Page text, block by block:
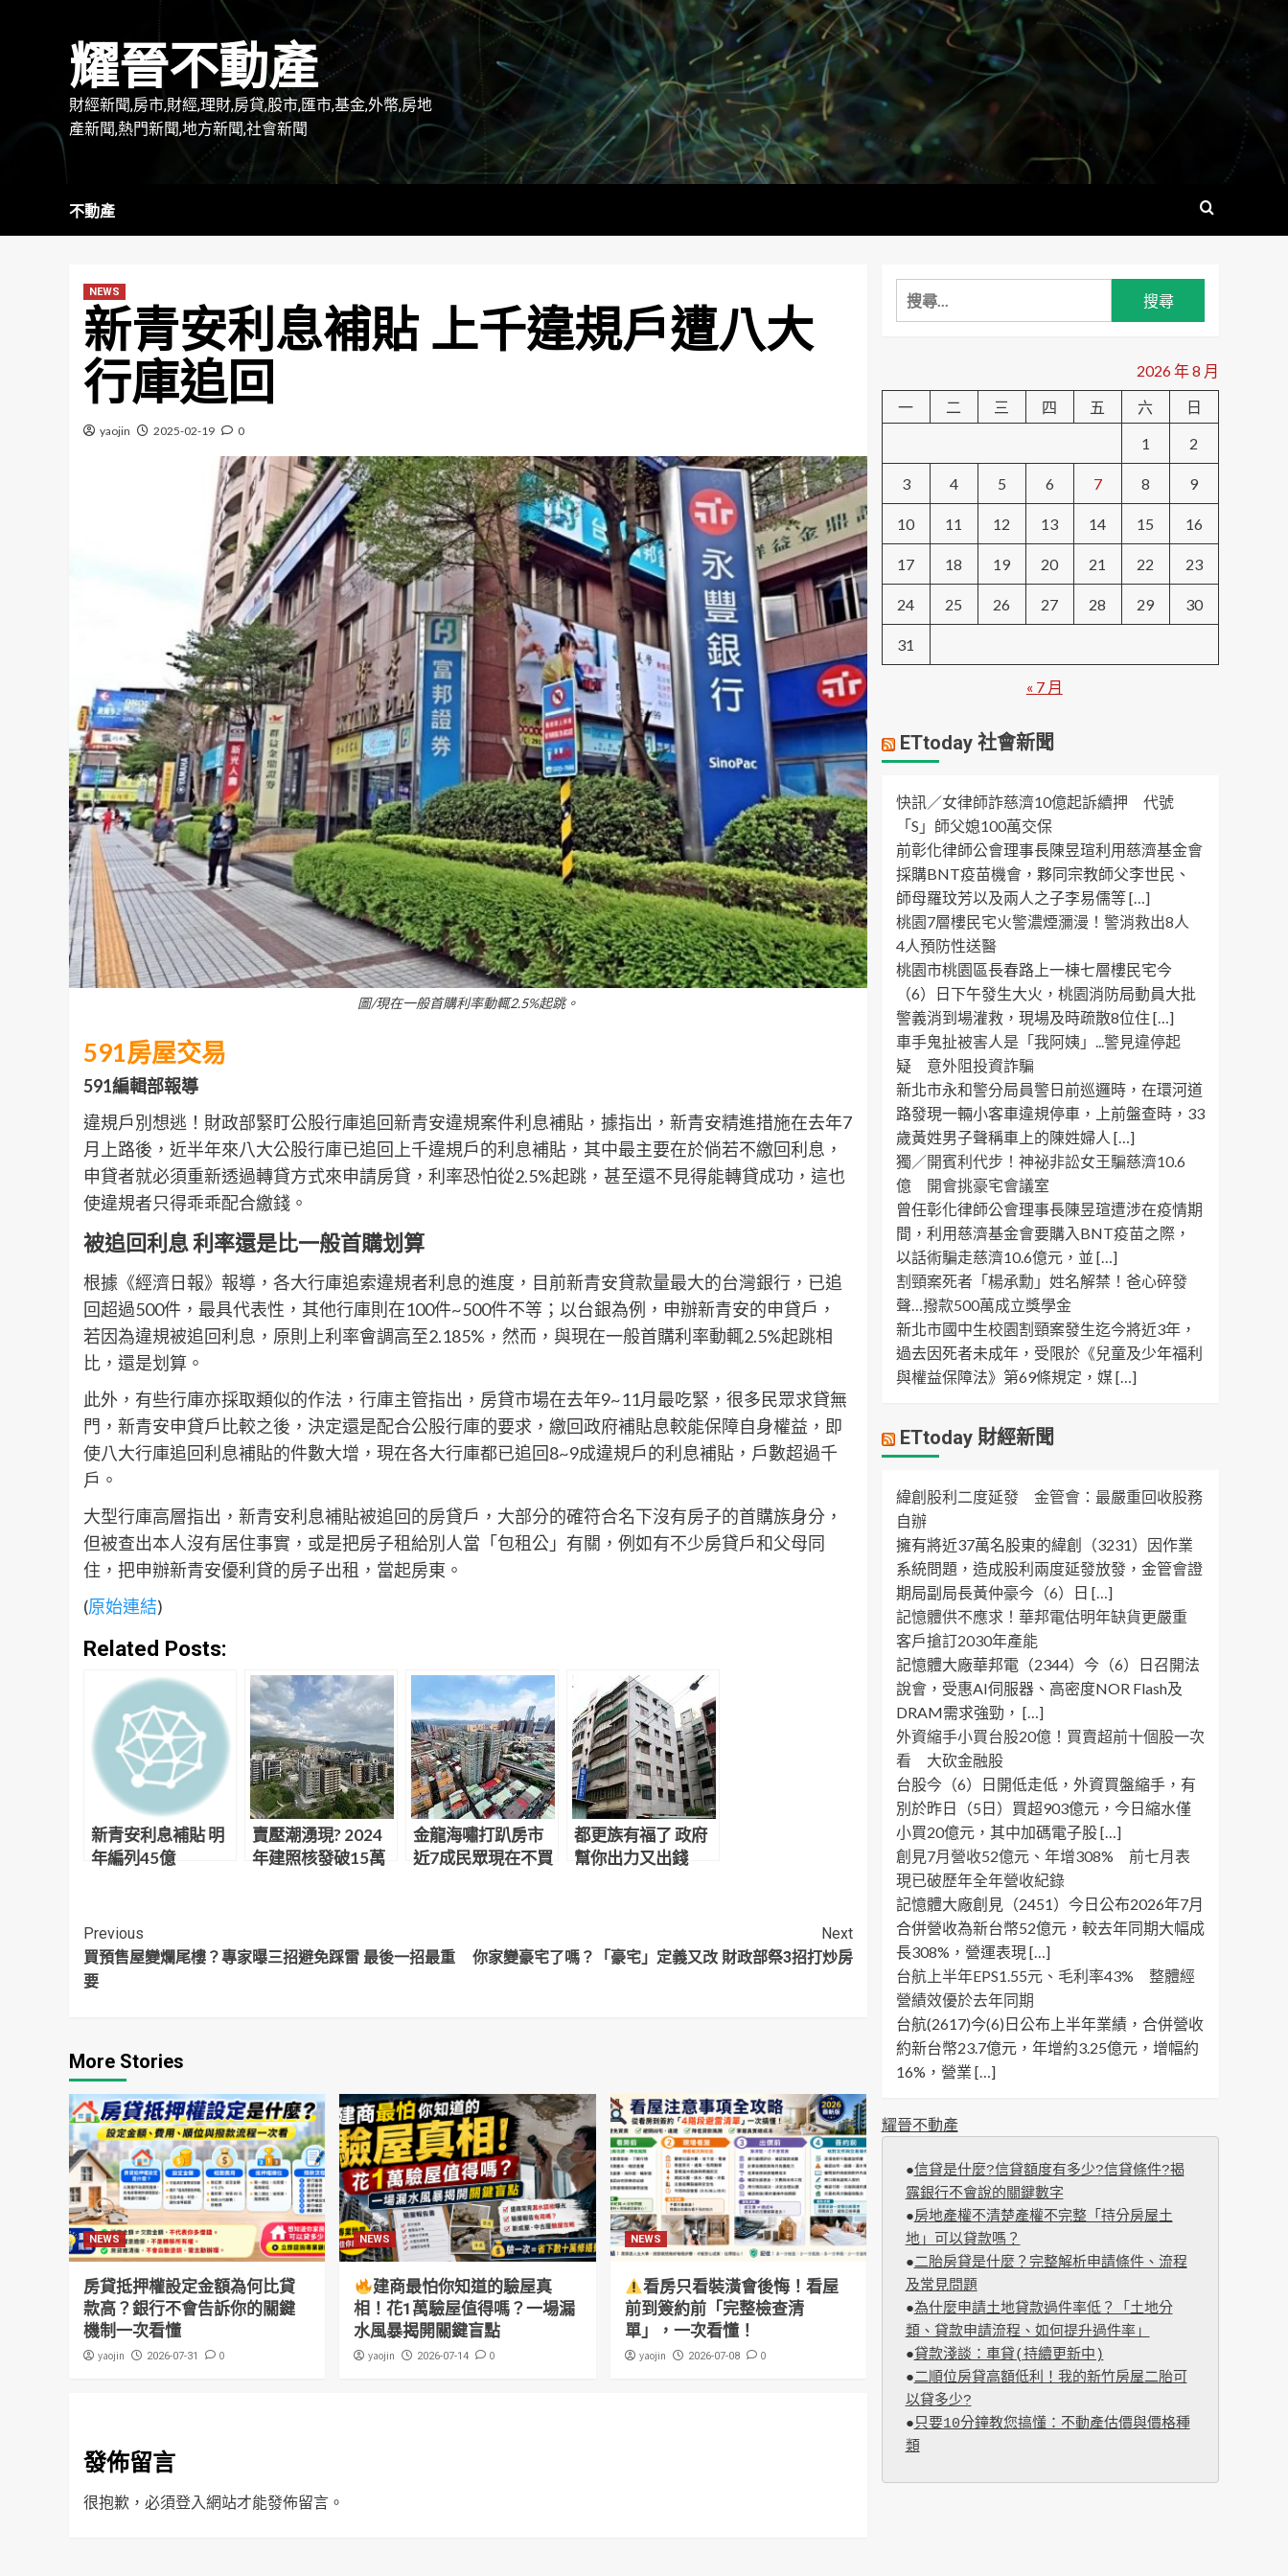
耀晉不動產
財經新聞,房市,財經,理財,房貸,股市,匯市,基金,外幣,房地
產新聞,熱門新聞,地方新聞,社會新聞
不動產
NEWS
新青安利息補貼 上千違規戶遭八大
行庫追回
yaojin 2025-02-19 0
圖/現在一般首購利率動輒2.5%起跳。
591房屋交易
591編輯部報導
違規戶別想逃！財政部緊盯公股行庫追回新青安違規案件利息補貼，據指出，新青安精進措施在去年7
月上路後，近半年來八大公股行庫已追回上千違規戶的利息補貼，其中最主要在於倘若不繳回利息，
申貸者就必須重新透過轉貸方式來申請房貸，利率恐怕從2.5%起跳，甚至還不見得能轉貸成功，這也
使違規者只得乖乖配合繳錢。
被追回利息 利率還是比一般首購划算
根據《經濟日報》報導，各大行庫追索違規者利息的進度，目前新青安貸款量最大的台灣銀行，已追
回超過500件，最具代表性，其他行庫則在100件~500件不等；以台銀為例，申辦新青安的申貸戶，
若因為違規被追回利息，原則上利率會調高至2.185%，然而，與現在一般首購利率動輒2.5%起跳相
比，還是划算。
此外，有些行庫亦採取類似的作法，行庫主管指出，房貸市場在去年9~11月最吃緊，很多民眾求貸無
門，新青安申貸戶比較之後，決定還是配合公股行庫的要求，繳回政府補貼息較能保障自身權益，即
使八大行庫追回利息補貼的件數大增，現在各大行庫都已追回8~9成違規戶的利息補貼，戶數超過千
戶。
大型行庫高層指出，新青安利息補貼被追回的房貸戶，大部分的確符合名下沒有房子的首購族身分，
但被查出本人沒有居住事實，或是把房子租給別人當「包租公」有關，例如有不少房貸戶和父母同
住，把申辦新青安優利貸的房子出租，當起房東。
(原始連結)
Related Posts:
新青安利息補貼 明
年編列45億
賣壓潮湧現? 2024
年建照核發破15萬
金龍海嘯打趴房市
近7成民眾現在不買
都更族有福了 政府
幫你出力又出錢
Continue
Reading
Previous
買預售屋變爛尾樓？專家曝三招避免踩雷 最後一招最重
要
Next
你家變豪宅了嗎？「豪宅」定義又改 財政部祭3招打炒房
More Stories
NEWS
房貸抵押權設定金額為何比貸
款高？銀行不會告訴你的關鍵
機制一次看懂
yaojin 2026-07-31 0
NEWS
建商最怕你知道的驗屋真
相！花1萬驗屋值得嗎？一場漏
水風暴揭開關鍵盲點
yaojin 2026-07-14 0
NEWS
看房只看裝潢會後悔！看屋
前到簽約前「完整檢查清
單」，一次看懂！
yaojin 2026-07-08 0
發佈留言
很抱歉，必須登入網站才能發佈留言。
搜
尋
字:
2026 年 8 月
一
二 三 四 五 六
日
1
2
3 4 5 6 7 8 9
10 11 12 13 14 15 16
17 18 19 20 21 22 23
24 25 26 27 28 29 30
31
« 7 月
ETtoday 社會新聞
快訊／女律師詐慈濟10億起訴續押 代號
「S」師父媳100萬交保
前彰化律師公會理事長陳昱瑄利用慈濟基金會
採購BNT疫苗機會，夥同宗教師父李世民、
師母羅玟芳以及兩人之子李易儒等 […]
桃園7層樓民宅火警濃煙瀰漫！警消救出8人
4人預防性送醫
桃園市桃園區長春路上一棟七層樓民宅今
（6）日下午發生大火，桃園消防局動員大批
警義消到場灌救，現場及時疏散8位住 […]
車手鬼扯被害人是「我阿姨」...警見違停起
疑 意外阻投資詐騙
新北市永和警分局員警日前巡邏時，在環河道
路發現一輛小客車違規停車，上前盤查時，33
歲黃姓男子聲稱車上的陳姓婦人 […]
獨／開賓利代步！神祕非訟女王騙慈濟10.6
億 開會挑豪宅會議室
曾任彰化律師公會理事長陳昱瑄遭涉在疫情期
間，利用慈濟基金會要購入BNT疫苗之際，
以話術騙走慈濟10.6億元，並 […]
割頸案死者「楊承勳」姓名解禁！爸心碎發
聲…撥款500萬成立獎學金
新北市國中生校園割頸案發生迄今將近3年，
過去因死者未成年，受限於《兒童及少年福利
與權益保障法》第69條規定，媒 […]
ETtoday 財經新聞
緯創股利二度延發 金管會：最嚴重回收股務
自辦
擁有將近37萬名股東的緯創（3231）因作業
系統問題，造成股利兩度延發放發，金管會證
期局副局長黃仲豪今（6）日 […]
記憶體供不應求！華邦電估明年缺貨更嚴重
客戶搶訂2030年產能
記憶體大廠華邦電（2344）今（6）日召開法
說會，受惠AI伺服器、高密度NOR Flash及
DRAM需求強勁， […]
外資縮手小買台股20億！買賣超前十個股一次
看 大砍金融股
台股今（6）日開低走低，外資買盤縮手，有
別於昨日（5日）買超903億元，今日縮水僅
小買20億元，其中加碼電子股 […]
創見7月營收52億元、年增308% 前七月表
現已破歷年全年營收紀錄
記憶體大廠創見（2451）今日公布2026年7月
合併營收為新台幣52億元，較去年同期大幅成
長308%，營運表現 […]
台航上半年EPS1.55元、毛利率43% 整體經
營績效優於去年同期
台航(2617)今(6)日公布上半年業績，合併營收
約新台幣23.7億元，年增約3.25億元，增幅約
16%，營業 […]
耀晉不動產
●信貸是什麼?信貸額度有多少?信貸條件?揭
露銀行不會說的關鍵數字
●房地產權不清楚產權不完整「持分房屋土
地」可以貸款嗎？
●二胎房貸是什麼？完整解析申請條件、流程
及常見問題
●為什麼申請土地貸款過件率低？「土地分
類、貸款申請流程、如何提升過件率」
●貸款淺談：車貸(持續更新中)
●二順位房貸高額低利！我的新竹房屋二胎可
以貸多少?
●只要10分鐘教您搞懂：不動產估價與價格種
類